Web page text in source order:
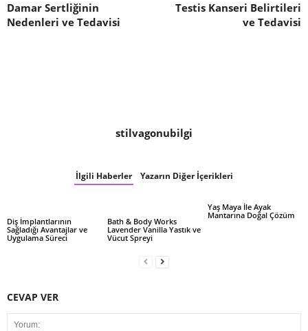
Damar Sertliğinin
Nedenleri ve Tedavisi
Testis Kanseri Belirtileri
ve Tedavisi
stilvagonubilgi
İlgili Haberler Yazarın Diğer İçerikleri
Diş İmplantlarının
Sağladığı Avantajlar ve
Uygulama Süreci
Bath & Body Works
Lavender Vanilla Yastık ve
Vücut Spreyi
Yaş Maya İle Ayak
Mantarına Doğal Çözüm
CEVAP VER